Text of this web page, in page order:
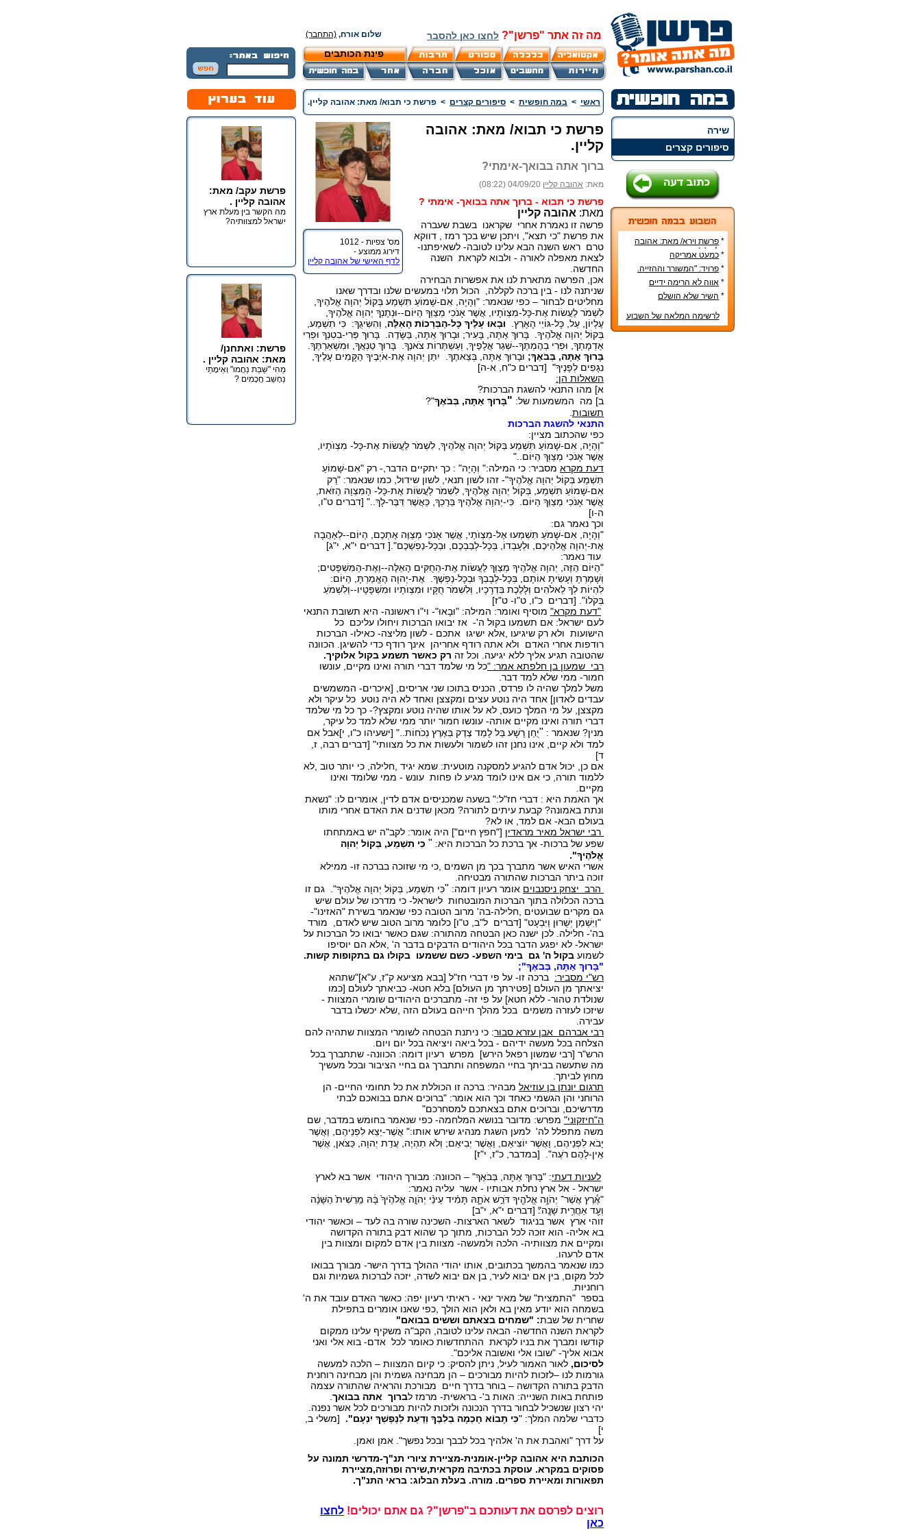
מה זה אתר "פרשן"? לחצו כאן להסבר שלום אורח, (התחבר)
פינת הכותבים
שירה
סיפורים קצרים
* פרשת וירא/ מאת: אהובה
קליין (c)
* כמעט אמריקה
* פרויד: "המשורר וההזייה.
מעשה היצירה בראי
הפסיכואנליזה".
* אווה לא הרימה ידיים
* השיר שלא הושלם
לרשימה המלאה של השבוע
ראשי > במה חופשית > סיפורים קצרים > פרשת כי תבוא/ מאת: אהובה קליין.
מס' צפיות - 1012
דירוג ממוצע -
לדף האישי של אהובה קליין
פרשת כי תבוא/ מאת: אהובה
קליין.
ברוך אתה בבואך-אימתי?
מאת: אהובה קליין 04/09/20 (08:22)
פרשת כי תבוא - ברוך אתה בבואך- אימתי ?
מאת: אהובה קליין
פרשה זו נאמרת אחרי שקראנו בשבת שעברה
את פרשת "כי תצא", ויתכן שיש בכך רמז , דווקא
טרם ראש השנה הבא עלינו לטובה- לשאיפתנו-
לצאת מאפלה לאורה - ולבוא לקראת השנה
החדשה.
אכן, הפרשה מתארת לנו את אפשרות הבחירה
שניתנה לנו - בין ברכה לקללה, הכול תלוי במעשים שלנו ובדרך שאנו
מחליטים לבחור – כפי שנאמר: "וְהָיָה, אִם-שָׁמוֹעַ תִּשְׁמַע בְּקוֹל יְהוָה אֱלֹהֶיךָ,
לִשְׁמֹר לַעֲשׂוֹת אֶת-כָּל-מִצְוֺתָיו, אֲשֶׁר אָנֹכִי מְצַוְּךָ הַיּוֹם--וּנְתָנְךָ יְהוָה אֱלֹהֶיךָ,
עֶלְיוֹן, עַל, כָּל-גּוֹיֵי הָאָרֶץ.
וּבָאוּ עָלֶיךָ כָּל-הַבְּרָכוֹת הָאֵלֶּה , וְהִשִּׂיגֻךָ: כִּי תִשְׁמַע,
בְּקוֹל יְהוָה אֱלֹהֶיךָ. בָּרוּךְ אַתָּה, בָּעִיר; וּבָרוּךְ אַתָּה, בַּשָּׂדֶה. בָּרוּךְ פְּרִי-בִטְנְךָ וּפְרִי
אַדְמָתְךָ, וּפְרִי בְהֶמְתֶּךָ--שְׁגַר אֲלָפֶיךָ, וְעַשְׁתְּרוֹת צֹאנֶךָ. בָּרוּךְ טַנְאֲךָ, וּמִשְׁאַרְתֶּךָ.
בָּרוּךְ אַתָּה, בְּבֹאֶךָ; וּבָרוּךְ אַתָּה, בְּצֵאתֶךָ. יִתֵּן יְהוָה אֶת-אֹיְבֶיךָ הַקָּמִים עָלֶיךָ,
נִגָּפִים לְפָנֶיךָ" [דברים כ"ח, א-ה]
השאלות הן:
א] מהו התנאי להשגת הברכות?
ב] מה המשמעות של: "בָּרוּךְ אַתָּה, בְּבֹאֶךָ"?
תשובות
התנאי להשגת הברכות
כפי שהכתוב מציין:
"וְהָיָה, אִם-שָׁמוֹעַ תִּשְׁמַע בְּקוֹל יְהוָה אֱלֹהֶיךָ, לִשְׁמֹר לַעֲשׂוֹת אֶת-כָּל- מִצְוֺתָיו,
אֲשֶׁר אָנֹכִי מְצַוְּךָ הַיּוֹם.."
דעת מקרא מסביר: כי המילה:" וְהָיָה" : כך יתקיים הדבר,- רק "אִם-שָׁמוֹעַ
תִּשְׁמַע בְּקוֹל יְהוָה אֱלֹהֶיךָ"- זהו לשון תנאי, לשון שידול, כמו שנאמר: "רַק
אִם-שָׁמוֹעַ תִּשְׁמַע, בְּקוֹל יְהוָה אֱלֹהֶיךָ, לִשְׁמֹר לַעֲשׂוֹת אֶת-כָּל- הַמִּצְוָה הַזֹּאת,
אֲשֶׁר אָנֹכִי מְצַוְּךָ הַיּוֹם. כִּי-יְהוָה אֱלֹהֶיךָ בֵּרַכְךָ, כַּאֲשֶׁר דִּבֶּר-לָךְ.." [דברים ט"ו,
ה-ו]
וכך נאמר גם:
"וְהָיָה, אִם-שָׁמֹעַ תִּשְׁמְעוּ אֶל-מִצְוֺתַי, אֲשֶׁר אָנֹכִי מְצַוֶּה אֶתְכֶם, הַיּוֹם--לְאַהֲבָה
אֶת-יְהוָה אֱלֹהֵיכֶם, וּלְעָבְדוֹ, בְּכָל-לְבַבְכֶם, וּבְכָל-נַפְשְׁכֶם".[ דברים י"א, י"ג]
עוד נאמר:
"הַיּוֹם הַזֶּה, יְהוָה אֱלֹהֶיךָ מְצַוְּךָ לַעֲשׂוֹת אֶת-הַחֻקִּים הָאֵלֶּה--וְאֶת-הַמִּשְׁפָּטִים;
וְשָׁמַרְתָּ וְעָשִׂיתָ אוֹתָם, בְּכָל-לְבָבְךָ וּבְכָל-נַפְשֶׁךָ. אֶת-יְהוָה הֶאֱמַרְתָּ, הַיּוֹם:
לִהְיוֹת לְךָ לֵאלֹהִים וְלָלֶכֶת בִּדְרָכָיו, וְלִשְׁמֹר חֻקָּיו וּמִצְוֺתָיו וּמִשְׁפָּטָיו--וְלִשְׁמֹעַ
בְּקֹלוֹ". [דברים כ"ו, ט"ו- ט"ז]
"דעת מקרא" מוסיף ואומר: המילה: "וּבָאוּ"- וי"ו ראשונה- היא תשובת התנאי
לעם ישראל: אם תשמעו בקול ה'- אז יבואו הברכות ויחולו עליכם כל
הישועות ולא רק שיגיעו ,אלא ישיגו אתכם - לשון מליצה- כאילו- הברכות
רודפות אחרי האדם ולא אתה רודף אחריהן אינך רודף כדי להשיגן. הכוונה
שהטובה תגיע אליך ללא יגיעה. וכל זה רק כאשר תשמע בקול אלוקיך.
רבי שמעון בן חלפתא אמר: "כל מי שלמד דברי תורה ואינו מקיים, עונשו
חמור- ממי שלא למד דבר.
משל למלך שהיה לו פרדס, הכניס בתוכו שני אריסים, [איכרים- המשמשים
עבדים לאדון] אחד היה נוטע עצים ומקצצן ואחד לא היה נוטע כל עיקר ולא
מקצצן, על מי המלך כועס, לא על אותו שהיה נוטע ומקצץ?- כך כל מי שלמד
דברי תורה ואינו מקיים אותה- עונשו חמור יותר ממי שלא למד כל עיקר,
מנין? שנאמר : "יֻחַן רָשָׁע בַּל לָמַד צֶדֶק בְּאֶרֶץ נְכֹחוֹת.." [ישעיהו כ"ו, י]אבל אם
למד ולא קיים, אינו נחנן זהו לשמור ולעשות את כל מצוותי" [דברים רבה, ז,
ד]
אם כן, יכול אדם להגיע למסקנה מוטעית: שמא יגיד ,חלילה, כי יותר טוב ,לא
ללמוד תורה, כי אם אינו לומד מגיע לו פחות עונש - ממי שלומד ואינו
מקיים.
אך האמת היא : דברי חז"ל:" בשעה שמכניסים אדם לדין, אומרים לו: "נשאת
ונתת באמונה? קבעת עיתים לתורה? מכאן שדנים את האדם אחרי מותו
בעולם הבא- אם למד, או לא?
רבי ישראל מאיר מראדין ["חפץ חיים"] היה אומר: לקב"ה יש באמתחתו
שפע של ברכות- אך ברכת כל הברכות היא: " כִּי תִשְׁמַע, בְּקוֹל יְהוָה
אֱלֹהֶיךָ".
אשרי האיש אשר מתברך בכך מן השמים ,כי מי שזוכה בברכה זו- ממילא
זוכה ביתר הברכות שהתורה מבטיחה.
הרב יצחק ניסנבוים אומר רעיון דומה: "כִּי תִשְׁמַע, בְּקוֹל יְהוָה אֱלֹהֶיךָ". גם זו
ברכה הכלולה בתוך הברכות המובטחות לישראל- כי מדרכו של עולם שיש
גם מקרים שבועטים ,חלילה-בה' מרוב הטובה כפי שנאמר בשירת "האזינו"-
"וַיִּשְׁמַן יְשֻׁרוּן וַיִּבְעָט" [דברים ל"ב, ט"ו] כלומר מרוב הטוב שיש לאדם, מורד
בה'- חלילה. לכן ישנה כאן הבטחה מהתורה: שגם כאשר יבואו כל הברכות על
ישראל- לא יפגע הדבר בכל היהודים הדבקים בדבר ה' ,אלא הם יוסיפו
לשמוע בקול ה' גם בימי השפע- כשם ששמעו בקולו גם בתקופות קשות.
"בָּרוּךְ אַתָּה, בְּבֹאֶךָ";
רש"י מסביר: ברכה זו- על פי דברי חז"ל [בבא מציעא ק"ז, ע"א]"שתהא
יציאתך מן העולם [פטירתך מן העולם] בלא חטא- כביאתך לעולם [כמו
שנולדת טהור- ללא חטא] על פי זה- מתברכים היהודים שומרי המצוות -
שיזכו לעזרה משמים בכל מהלך חייהם בעולם הזה ,שלא יכשלו בדבר
עבירה.
רבי אברהם אבן עזרא סבור: כי ניתנת הבטחה לשומרי המצוות שתהיה להם
הצלחה בכל מעשה ידיהם - בכל ביאה ויציאה בכל יום ויום.
הרש"ר [רבי שמשון רפאל הירש] מפרש רעיון דומה: הכוונה- שתתברך בכל
מה שתעשה בביתך בחיי המשפחה ותתברך גם בחיי הציבור ובכל מעשיך
מחוץ לביתך.
תרגום יונתן בן עוזיאל מבהיר: ברכה זו הכוללת את כל תחומי החיים- הן
הרוחני והן הגשמי כאחד וכך הוא אומר: "ברוכים אתם בבואכם לבתי
מדרשיכם, וברוכים אתם בצאתכם למסחרכם"
ה"חיזקוני" מפרש: מדובר בנושא המלחמה- כפי שנאמר בחומש במדבר, שם
משה מתפלל לה' למען השגת מנהיג שירש אותו:" אֲשֶׁר-יֵצֵא לִפְנֵיהֶם, וַאֲשֶׁר
יָבֹא לִפְנֵיהֶם, וַאֲשֶׁר יוֹצִיאֵם, וַאֲשֶׁר יְבִיאֵם; וְלֹא תִהְיֶה, עֲדַת יְהוָה, כַּצֹּאן, אֲשֶׁר
אֵין-לָהֶם רֹעֶה". [במדבר, כ"ז, י"ז]
לעניות דעתי: "בָּרוּךְ אַתָּה, בְּבֹאֶךָ" – הכוונה: מבורך היהודי אשר בא לארץ
ישראל - אל ארץ נחלת אבותיו - אשר עליה נאמר:
"אֶ֕רֶץ אֲשֶׁר־ יְהֹוָ֥ה אֱלֹהֶ֖יךָ דֹּרֵ֣שׁ אֹתָ֑הּ תָּמִ֗יד עֵינֵ֨י יְהֹוָ֤ה אֱלֹהֶ֙יךָ֙ בָּ֔הּ מֵֽרֵשִׁית֙ הַשָּׁנָ֔ה
וְעַ֖ד אַחֲרִ֥ית שָׁנָֽה"׃ [דברים י"א, י"ב]
זוהי ארץ אשר בניגוד לשאר הארצות- השכינה שורה בה לעד – וכאשר יהודי
בא אליה- הוא זוכה לכל הברכות, מתוך כך שהוא דבק בתורה הקדושה
ומקיים את מצוותיה- הלכה ולמעשה- מצוות בין אדם למקום ומצוות בין
אדם לרעהו.
כמו שנאמר בהמשך בכתובים, אותו יהודי ההולך בדרך הישר- מבורך בבואו
לכל מקום, בין אם יבוא לעיר, בן אם יבוא לשדה, יזכה לברכות גשמיות וגם
רוחניות.
בספר "התמצית" של מאיר ינאי - ראיתי רעיון יפה: כאשר האדם עובד את ה'
בשמחה הוא יודע מאין בא ולאן הוא הולך ,כפי שאנו אומרים בתפילת
שחרית של שבת: "שמחים בצאתם וששים בבואם"
לקראת השנה החדשה- הבאה עלינו לטובה, הקב"ה משקיף עלינו ממקום
קודשו ומברך את בניו לקראת ההתחדשות כאומר לכל אדם- בוא אלי ואני
אבוא אליך- "שובו אלי ואשובה אליכם".
לסיכום, לאור האמור לעיל, ניתן להסיק: כי קיום המצוות – הלכה למעשה
גורמות לנו –לזכות להיות מבורכים – הן מבחינה גשמית והן מבחינה רוחנית
הדבק בתורה הקדושה – בוחר בדרך חיים מבורכת והראיה שהתורה עצמה
פותחת באות השנייה: האות ב'- בראשית- מרמז לברוך אתה בבואך
יהי רצון שנשכיל לבחור בדרך הנכונה ולזכות להיות מבורכים לכל אשר נפנה.
כדברי שלמה המלך: "כִּי תָבוֹא חָכְמָה בְלִבֶּךָ וְדַעַת לְנַפְשְׁךָ יִנְעָם". [משלי ב,
י]
על דרך "ואהבת את ה' אלהיך בכל לבבך ובכל נפשך". אמן ואמן.
הכותבת היא אהובה קליין-אומנית-מציירת ציורי תנ"ך-מדרשי תמונה על
פסוקים במקרא. עוסקת בכתיבה מקראית,שירה ופרוזה,מציירת
תפאורות ומאיירת ספרים. מורה. בעלת הבלוג: בראי התנ"ך.
רוצים לפרסם את דעותכם ב"פרשן"? גם אתם יכולים! לחצו
כאן
פרשת עקב/ מאת:
אהובה קליין .
מה הקשר בין מעלת ארץ
ישראל למצוותיה?
פרשת: ואתחנן/
מאת: אהובה קליין .
מַהִי "שַׁבַּת נַחֲמוּ" וְאֵימָתַי
נֵחָשֵׁב חֲכָמִים ?